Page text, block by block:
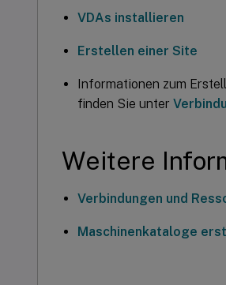
VDAs installieren
Erstellen einer Site
Informationen zum
finden Sie unter
Weitere
Verbindungen und
Maschinenkataloge